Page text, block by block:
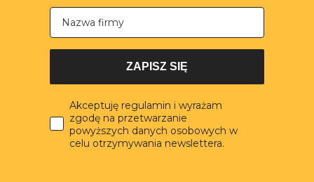
Nazwa firmy
ZAPISZ SIĘ
Akceptuję regulamin i wyrażam
zgodę na przetwarzanie
powyższych danych osobowych w
celu otrzymywania newslettera.